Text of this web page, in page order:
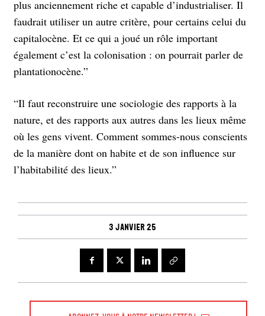
plus anciennement riche et capable d’industrialiser. Il
faudrait utiliser un autre critère, pour certains celui du
capitalocène. Et ce qui a joué un rôle important
également c’est la colonisation : on pourrait parler de
plantationocène.”
“Il faut reconstruire une sociologie des rapports à la
nature, et des rapports aux autres dans les lieux même
où les gens vivent. Comment sommes-nous conscients
de la manière dont on habite et de son influence sur
l’habitabilité des lieux.”
3 janvier 25